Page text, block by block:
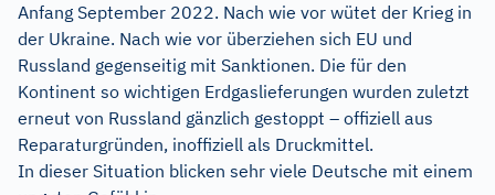
Anfang September 2022. Nach wie vor wütet der Krieg in
der Ukraine. Nach wie vor überziehen sich EU und
Russland gegenseitig mit Sanktionen. Die für den
Kontinent so wichtigen Erdgaslieferungen wurden zuletzt
erneut von Russland gänzlich gestoppt – offiziell aus
Reparaturgründen, inoffiziell als Druckmittel.
In dieser Situation blicken sehr viele Deutsche mit einem